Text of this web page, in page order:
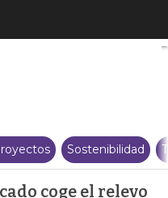
prefabricado
Sostenibilidad
coge el relevo